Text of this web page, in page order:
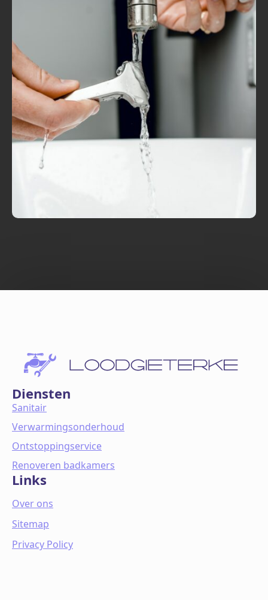
Diensten
Sanitair
Verwarmingsonderhoud
Ontstoppingservice
Renoveren badkamers
Links
Over ons
Sitemap
Privacy Policy